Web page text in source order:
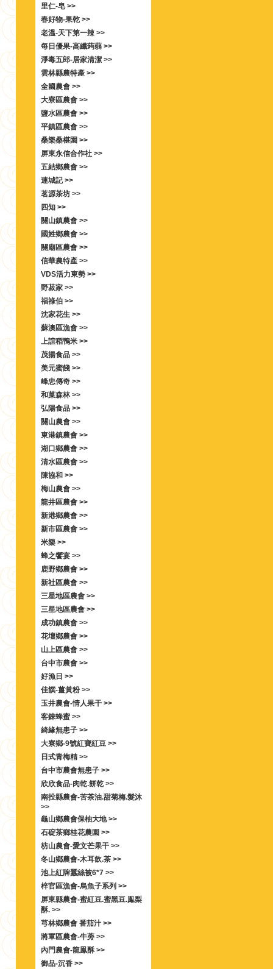
里仁-皂 >>
春好物-果乾 >>
老溫-天下第一辣 >>
每日優果-高纖蒟蒻 >>
淨毒五郎-居家清潔 >>
雲林縣農特產 >>
全國農會 >>
大寮區農會 >>
鹽水區農會 >>
平鎮區農會 >>
桑樂桑椹園 >>
屏東永信合作社 >>
五結鄉農會 >>
連城記 >>
茗源茶坊 >>
四知 >>
關山鎮農會 >>
國姓鄉農會 >>
關廟區農會 >>
信華農特產 >>
VDS活力東勢 >>
野菽家 >>
福祿伯 >>
沈家花生 >>
蘇澳區漁會 >>
上誼稻鴨米 >>
茂揚食品 >>
美元蜜餞 >>
峰忠傳奇 >>
和菓森林 >>
弘陽食品 >>
關山農會 >>
東港鎮農會 >>
湖口鄉農會 >>
清水區農會 >>
陳協和 >>
梅山農會 >>
龍井區農會 >>
新港鄉農會 >>
新市區農會 >>
米樂 >>
蜂之饗宴 >>
鹿野鄉農會 >>
新社區農會 >>
三星地區農會 >>
三星地區農會 >>
成功鎮農會 >>
花壇鄉農會 >>
山上區農會 >>
台中市農會 >>
好漁日 >>
佳饌-薑黃粉 >>
玉井農會-情人果干 >>
客錸蜂蜜 >>
綺緣無患子 >>
大寮鄉-9號紅寶紅豆 >>
日式青梅精 >>
台中市農會無患子 >>
欣欣食品-肉乾.餅乾 >>
南投縣農會-苦茶油.甜菊梅.髮沐
>>
龜山鄉農會保柚大地 >>
石碇茶鄉桂花農園 >>
枋山農會-愛文芒果干 >>
冬山鄉農會-木耳飲.茶 >>
池上紅牌蠶絲被6*7 >>
梓官區漁會-烏魚子系列 >>
屏東縣農會-蜜紅豆.蜜黑豆.鳯梨
酥. >>
芎林鄉農會 番茄汁 >>
將軍區農會-牛蒡 >>
內門農會-龍鳯酥 >>
御品-沉香 >>